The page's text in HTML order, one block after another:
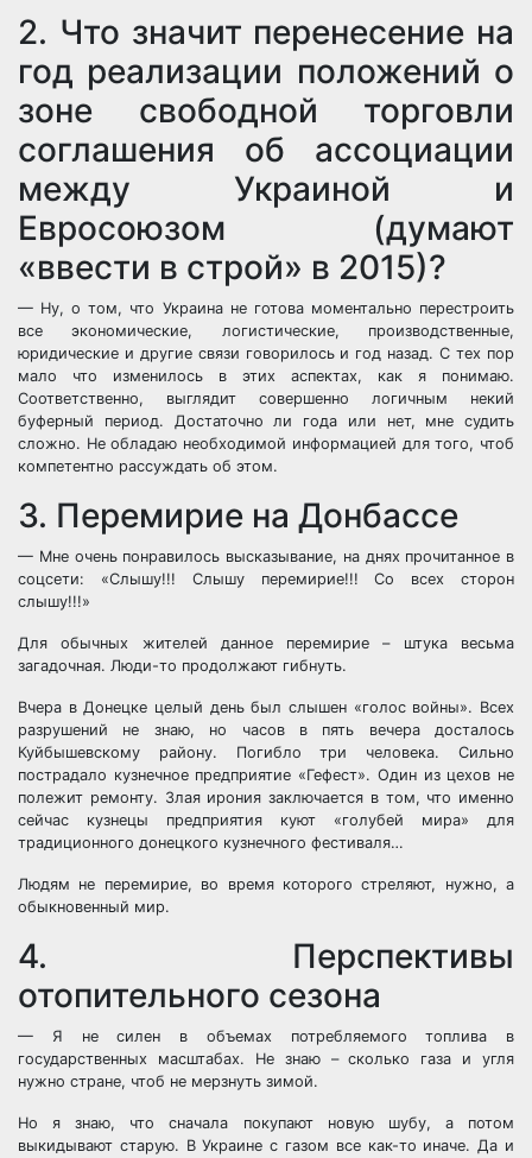
2. Что значит перенесение на
год реализации положений о
зоне свободной торговли
соглашения об ассоциации
между Украиной и
Евросоюзом (думают
«ввести в строй» в 2015)?
— Ну, о том, что Украина не готова моментально перестроить
все экономические, логистические, производственные,
юридические и другие связи говорилось и год назад. С тех пор
мало что изменилось в этих аспектах, как я понимаю.
Соответственно, выглядит совершенно логичным некий
буферный период. Достаточно ли года или нет, мне судить
сложно. Не обладаю необходимой информацией для того, чтоб
компетентно рассуждать об этом.
3. Перемирие на Донбассе
— Мне очень понравилось высказывание, на днях прочитанное в
соцсети: «Слышу!!! Слышу перемирие!!! Со всех сторон
слышу!!!»
Для обычных жителей данное перемирие – штука весьма
загадочная. Люди-то продолжают гибнуть.
Вчера в Донецке целый день был слышен «голос войны». Всех
разрушений не знаю, но часов в пять вечера досталось
Куйбышевскому району. Погибло три человека. Сильно
пострадало кузнечное предприятие «Гефест». Один из цехов не
полежит ремонту. Злая ирония заключается в том, что именно
сейчас кузнецы предприятия куют «голубей мира» для
традиционного донецкого кузнечного фестиваля…
Людям не перемирие, во время которого стреляют, нужно, а
обыкновенный мир.
4. Перспективы
отопительного сезона
— Я не силен в объемах потребляемого топлива в
государственных масштабах. Не знаю – сколько газа и угля
нужно стране, чтоб не мерзнуть зимой.
Но я знаю, что сначала покупают новую шубу, а потом
выкидывают старую. В Украине с газом все как-то иначе. Да и